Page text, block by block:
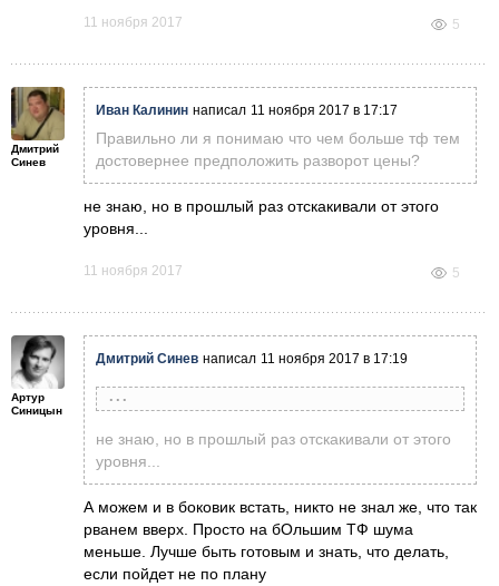
11 ноября 2017 5
Дмитрий
Синев
Иван Калинин написал 11 ноября 2017 в 17:17
Правильно ли я понимаю что чем больше тф тем
достовернее предположить разворот цены?
не знаю, но в прошлый раз отскакивали от этого
уровня...
11 ноября 2017 5
Артур
Синицын
Дмитрий Синев написал 11 ноября 2017 в 17:19
Иван Калинин написал 11 ноября 2017 в 17:17
Правильно ли я понимаю что чем больше тф
тем достовернее предположить разворот
цены?
не знаю, но в прошлый раз отскакивали от этого
уровня...
А можем и в боковик встать, никто не знал же, что так
рванем вверх. Просто на бОльшим ТФ шума
меньше. Лучше быть готовым и знать, что делать,
если пойдет не по плану